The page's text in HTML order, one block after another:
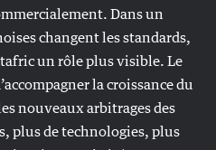
Dans un
changent les standards,
un rôle plus visible. Le
la croissance du
nouveaux arbitrages des
plus de technologies, plus